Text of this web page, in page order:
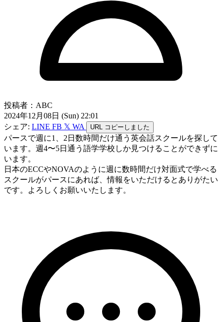
投稿者：ABC
2024年12月08日 (Sun) 22:01
シェア: LINE FB 𝕏 WA URL コピーしました
パースで週に1、2日数時間だけ通う英会話スクールを探して
います。週4〜5日通う語学学校しか見つけることができずに
います。
日本のECCやNOVAのように週に数時間だけ対面式で学べる
スクールがパースにあれば、情報をいただけるとありがたい
です。よろしくお願いいたします。